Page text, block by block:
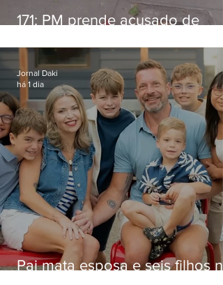
171: PM prende acusado de
Niterói
Pai mata esposa e seis filhos
Jornal Daki
há 1 dia